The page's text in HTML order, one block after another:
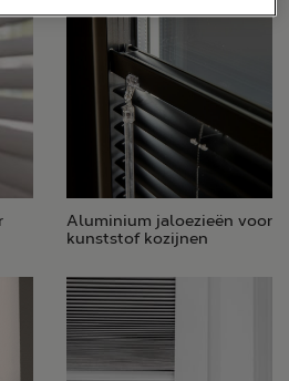
Aluminium jaloezieën voor
kunststof kozijnen